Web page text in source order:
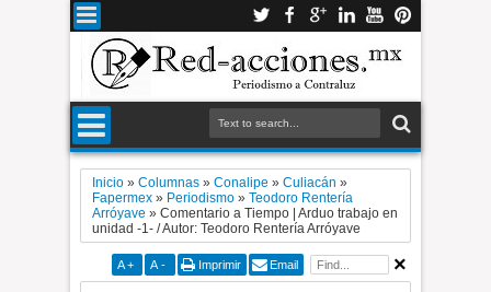
Inicio »Columnas »Conalipe »Culiacán »
Fapermex » Periodismo »Teodoro Rentería
Arróyave »Comentario a Tiempo | Arduo trabajo en
unidad -1- / Autor: Teodoro Rentería Arróyave
A + A - Imprimir Email